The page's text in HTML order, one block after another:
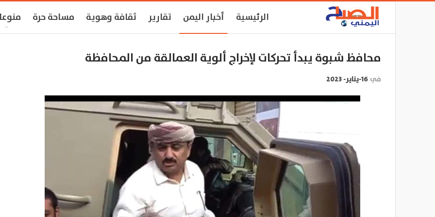
الرئيسية أخبار اليمن تقارير ثقافة وهوية مساحة حرة
محافظ شبوة يبدأ تحركات لإخراج ألوية العمالقة من المحافظة
في 16-يناير- 2023